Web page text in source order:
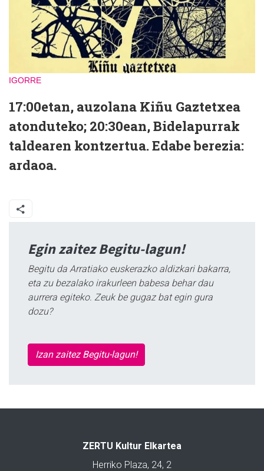
IGORRE
17:00etan, auzolana Kiñu Gaztetxea
atonduteko; 20:30ean, Bidelapurrak
taldearen kontzertua. Edabe berezia:
ardaoa.
Egin zaitez Begitu-lagun!
Begitu da Arratiako euskerazko aldizkari bakarra,
eta zu bezalako irakurleen babesa behar dau
aurrera egiteko. Zeuk be gugaz bat egin gura
dozu?
Izan zaitez Begitu-lagun!
ZERTU Kultur Elkartea
Herriko Plaza, 24, 2